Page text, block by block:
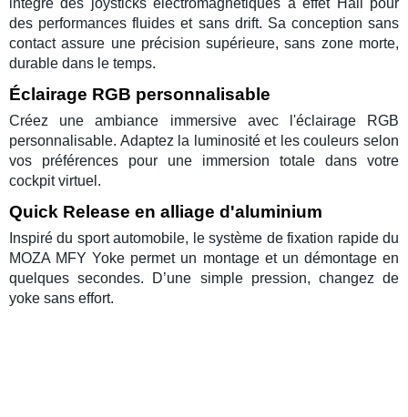
des performances fluides et sans drift. Sa conception sans
contact assure une précision supérieure, sans zone morte,
durable dans le temps.
Éclairage RGB personnalisable
Créez une ambiance immersive avec l'éclairage RGB
personnalisable. Adaptez la luminosité et les couleurs selon
vos préférences pour une immersion totale dans votre
cockpit virtuel .
Quick Release en alliage d'aluminium
Inspiré du sport automobile, lesystème de fixation rapidedu
MOZA MFY Yoke permet un montage et un démontage en
quelques secondes. D’une simple pression, changez de
yoke sans effort.